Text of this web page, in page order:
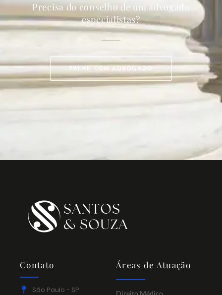
Precisa do conselho de um advogado
especialistas?
FALAR COM ADVOGADO
Contato
São Paulo - SP
Áreas de Atuação
Direito Médico